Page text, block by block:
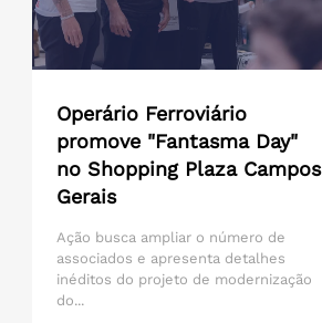
Operário Ferroviário
promove "Fantasma Day"
no Shopping Plaza Campos
Gerais
Ação busca ampliar o número de
associados e apresenta detalhes
inéditos do projeto de modernização
do...